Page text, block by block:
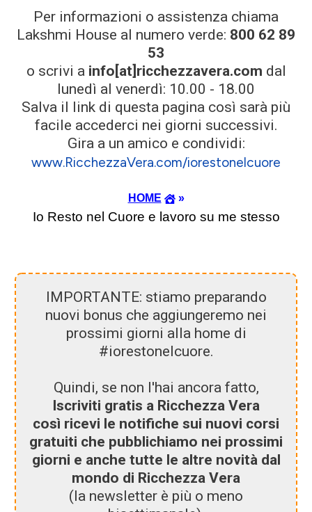
Per informazioni o assistenza chiama
Lakshmi House al numero verde: 800 62 89
53
o scrivi a info[at]ricchezzavera.com dal
lunedì al venerdì: 10.00 - 18.00
Salva il link di questa pagina così sarà più
facile accederci nei giorni successivi.
Gira a un amico e condividi:
www.RicchezzaVera.com/iorestonelcuore
HOME »
Io Resto nel Cuore e lavoro su me stesso
IMPORTANTE: stiamo preparando
nuovi bonus che aggiungeremo nei
prossimi giorni alla home di
#iorestonelcuore.
Quindi, se non l'hai ancora fatto,
Iscriviti gratis a Ricchezza Vera
così ricevi le notifiche sui nuovi corsi
gratuiti che pubblichiamo nei prossimi
giorni e anche tutte le altre novità dal
mondo di Ricchezza Vera
(la newsletter è più o meno